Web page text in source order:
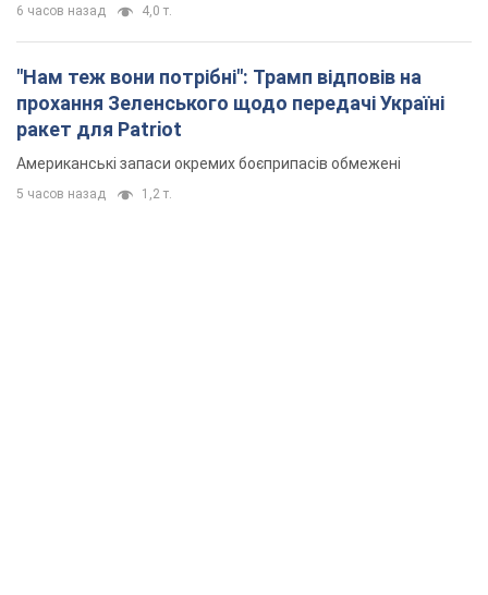
6 часов назад 4,0 т.
"Нам теж вони потрібні": Трамп відповів на
прохання Зеленського щодо передачі Україні
ракет для Patriot
Американські запаси окремих боєприпасів обмежені
5 часов назад 1,2 т.